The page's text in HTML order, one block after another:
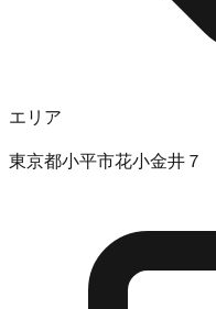
エリア
東京都小平市花小金井７